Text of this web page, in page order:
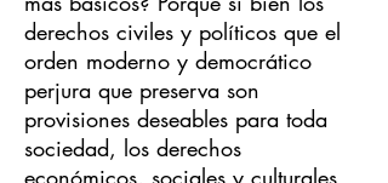
derechos civiles y políticos que el
orden moderno y democrático
perjura que preserva son
provisiones deseables para toda
sociedad, los derechos
económicos, sociales y culturales